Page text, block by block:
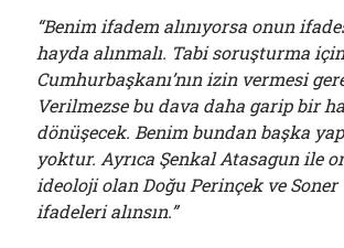
“Benim ifadem alınıyorsa onun
hayda alınmalı. Tabi soruşturma
Cumhurbaşkanı’nın izin vermesi
Verilmezse bu dava daha garip bir
dönüşecek. Benim bundan başka
yoktur. Ayrıca Şenkal Atasagun ile
ideoloji olan Doğu Perinçek ve Soner
ifadeleri alınsın.”